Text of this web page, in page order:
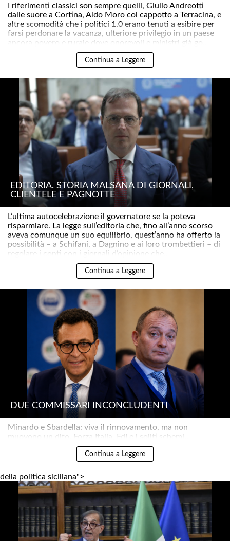
I riferimenti classici son sempre quelli, Giulio Andreotti
dalle suore a Cortina, Aldo Moro col cappotto a Terracina, e
altre scomodità che i politici 1.0 erano tenuti a esibire per
farsi perdonare la vacanza, ulteriore privilegio in un paese
ancora povero e rurale dove onorevoli e ministri già go..
Continua a Leggere
EDITORIA. STORIA MALSANA DI GIORNALI,
CLIENTELE E PAGNOTTE
L’ultima autocelebrazione il governatore se la poteva
risparmiare. La legge sull’editoria che, fino all’anno scorso
aveva comunque un suo equilibrio, quest’anno ha offerto la
possibilità – a Schifani, a Dagnino e ai loro trombettieri – di
regolare i conti con i giornali d’opinione che..
Continua a Leggere
DUE COMMISSARI INCONCLUDENTI
Minardo e Sbardella: viva il rinnovamento, ma non
muovono un dito. Forza Italia, FdI e i soliti schemi..
Continua a Leggere
della politica siciliana">